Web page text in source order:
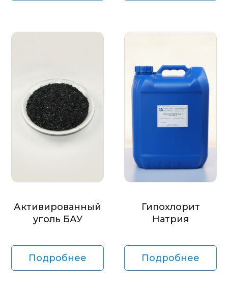
Активированный
уголь БАУ
Подробнее
Гипохлорит
Натрия
Подробнее